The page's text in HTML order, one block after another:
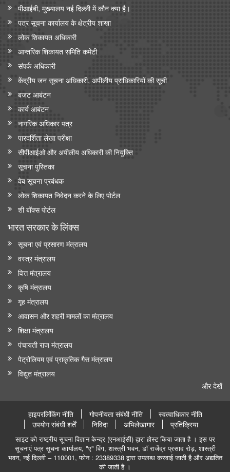
पीआईबी, मुख्यालय नई दिल्ली में कौन क्या है।
पत्र सूचना कार्यालय के क्षेत्रीय शाखा
लोक शिकायत अधिकारी
आन्‍तरिक शिकायत समिति कमेटी
संपर्क अधिकारी
केंद्रीय जन सूचना अधिकारी, अपीलीय प्राधिकारियों की सूची
बजट आबंटन
कार्य आबंटन
नागरिक अधिकार पत्र
पारदर्शिता लेखा परीक्षा
सीपीआईओ और अपी‍लीय अधिकारी की नियुक्ति
सूचना पुस्तिका
वेब सूचना प्रबंधक
लोक शिकायत निवेदन करने के लिए पोर्टल
शी बॉक्स पोर्टल
भारत सरकार के लिंक्‍स
सूचना एवं प्रसारण मंत्रालय
वस्त्र मंत्रालय
वित्त मंत्रालय
कृषि मंत्रालय
गृह मंत्रालय
आवासन और शहरी मामलों का मंत्रालय
शिक्षा मंत्रालय
पंचायती राज मंत्रालय
पेट्रोलियम एवं प्राकृतिक गैस मंत्रालय
विद्युत मंत्रालय
और देखें
हाइपरलिंकिंग नीति गोपनीयता संबंधी नीति
स्वत्वाधिकार नीति
उपयोग संबंधी शर्तें
निविदा अभिलेखागार प्रतिक्रिया
साइट को राष्ट्रीय सूचना विज्ञान केन्द्र (एनआईसी) द्वारा होस्ट किया जाता है । इस पर
सूचनाएं पत्र सूचना कार्यालय, "ए" विंग, शास्त्री भवन, डॉ राजेंद्र प्रसाद रोड़, शास्त्री
भवन, नई दिल्ली – 110001, फोन : 23389338 द्वारा उपलब्ध करवाई जाती है और अद्यतित
की जाती है ।